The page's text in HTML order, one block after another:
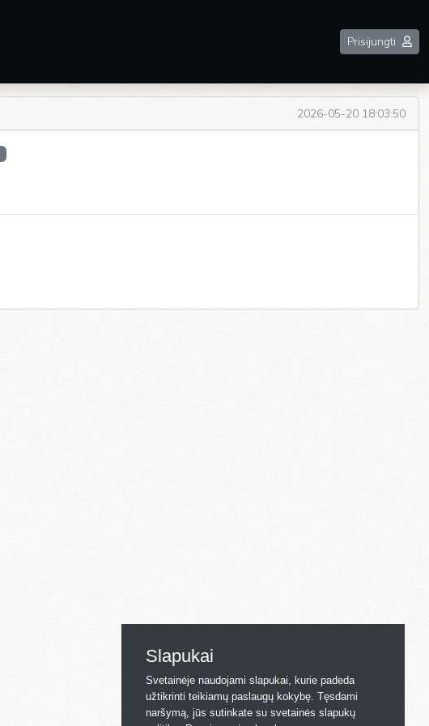
Prisijungti
2026-05-20 18:03:50
Slapukai
Svetainėje naudojami slapukai, kurie padeda
užtikrinti teikiamų paslaugų kokybę. Tęsdami
naršymą, jūs sutinkate su svetainės slapukų